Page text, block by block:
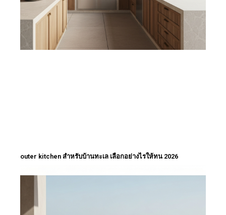
outer kitchen สำหรับบ้านทะเล เลือกอย่างไรให้ทน 2026